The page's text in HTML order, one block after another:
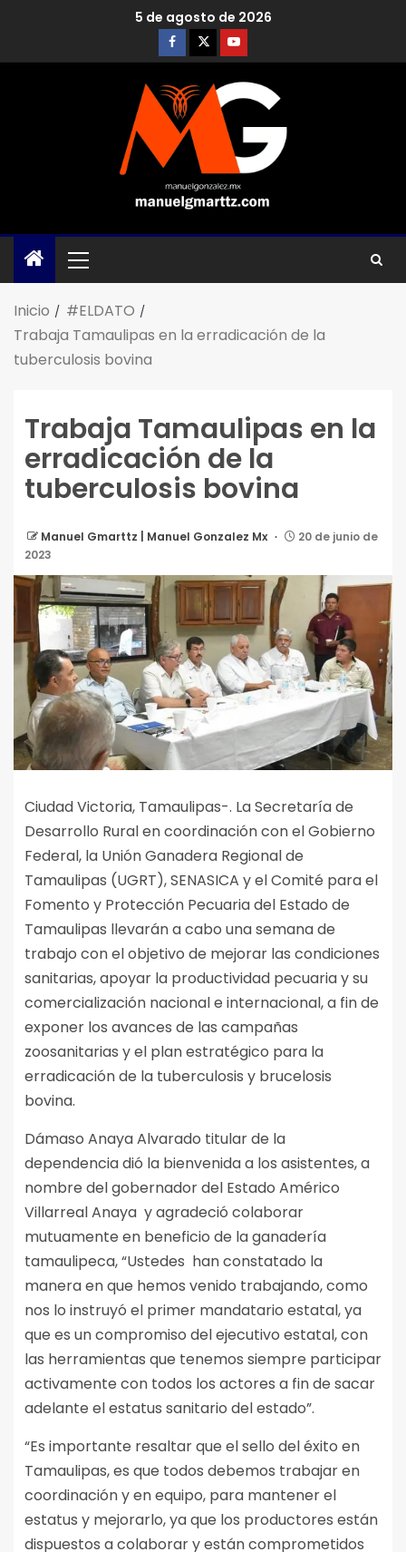
5 de agosto de 2026
Inicio
#ELDATO
Trabaja Tamaulipas en la erradicación de la
tuberculosis bovina
Trabaja Tamaulipas en la
erradicación de la
tuberculosis bovina
Manuel Gmarttz | Manuel Gonzalez Mx
20 de junio de
2023
Ciudad Victoria, Tamaulipas-. La Secretaría de
Desarrollo Rural en coordinación con el Gobierno
Federal, la Unión Ganadera Regional de
Tamaulipas (UGRT), SENASICA y el Comité para el
Fomento y Protección Pecuaria del Estado de
Tamaulipas llevarán a cabo una semana de
trabajo con el objetivo de mejorar las condiciones
sanitarias, apoyar la productividad pecuaria y su
comercialización nacional e internacional, a fin de
exponer los avances de las campañas
zoosanitarias y el plan estratégico para la
erradicación de la tuberculosis y brucelosis
bovina.
Dámaso Anaya Alvarado titular de la
dependencia dió la bienvenida a los asistentes, a
nombre del gobernador del Estado Américo
Villarreal Anaya y agradeció colaborar
mutuamente en beneficio de la ganadería
tamaulipeca, “Ustedes han constatado la
manera en que hemos venido trabajando, como
nos lo instruyó el primer mandatario estatal, ya
que es un compromiso del ejecutivo estatal, con
las herramientas que tenemos siempre participar
activamente con todos los actores a fin de sacar
adelante el estatus sanitario del estado”.
“Es importante resaltar que el sello del éxito en
Tamaulipas, es que todos debemos trabajar en
coordinación y en equipo, para mantener el
estatus y mejorarlo, ya que los productores están
dispuestos a colaborar y están comprometidos